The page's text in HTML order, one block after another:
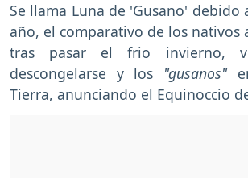
Se llama Luna de 'Gusano' debido
año, el comparativo de los nativos
tras pasar el frio invierno,
descongelarse y los "gusanos"
Tierra, anunciando el Equinoccio